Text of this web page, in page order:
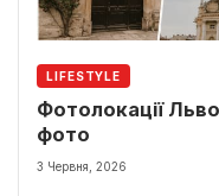
LIFESTYLE
Фотолокації
фото
3 Червня, 2026